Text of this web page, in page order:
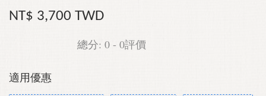
NT$ 3,700 TWD
總分: 0 - 0評價
適用優惠